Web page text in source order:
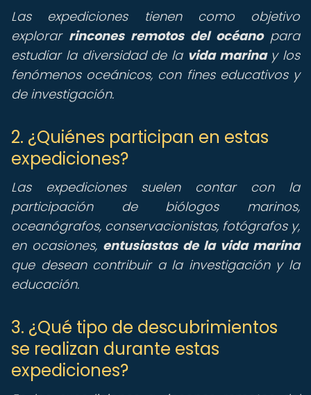
Las expediciones tienen como objetivo
explorar rincones remotos del océanopara
estudiar la diversidad de la vida marinay los
fenómenos oceánicos, con fines educativos y
de investigación.
2. ¿Quiénes participan en estas
expediciones?
Las expediciones suelen contar con la
participación de biólogos marinos,
oceanógrafos, conservacionistas, fotógrafos y,
en ocasiones, entusiastas de la vida marina
que desean contribuir a la investigación y la
educación.
3. ¿Qué tipo de descubrimientos
se realizan durante estas
expediciones?